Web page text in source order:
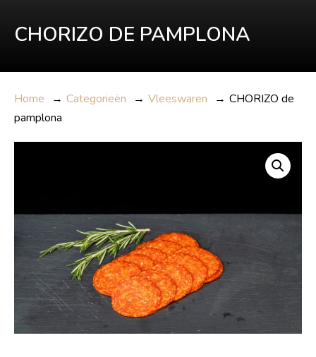
CHORIZO DE PAMPLONA
Home → Categorieën → Vleeswaren → CHORIZO de
pamplona